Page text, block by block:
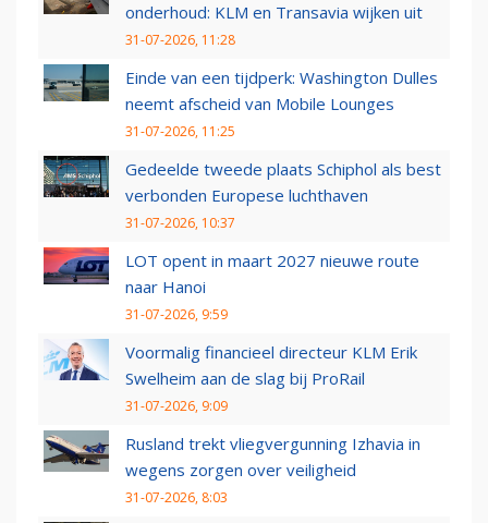
onderhoud: KLM en Transavia wijken uit
31-07-2026, 11:28
Einde van een tijdperk: Washington Dulles
neemt afscheid van Mobile Lounges
31-07-2026, 11:25
Gedeelde tweede plaats Schiphol als best
verbonden Europese luchthaven
31-07-2026, 10:37
LOT opent in maart 2027 nieuwe route
naar Hanoi
31-07-2026, 9:59
Voormalig financieel directeur KLM Erik
Swelheim aan de slag bij ProRail
31-07-2026, 9:09
Rusland trekt vliegvergunning Izhavia in
wegens zorgen over veiligheid
31-07-2026, 8:03